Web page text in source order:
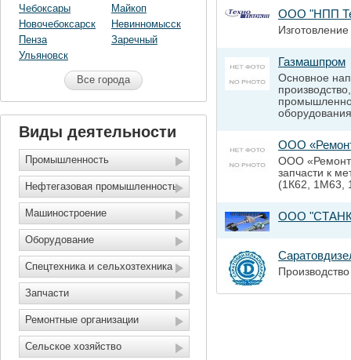
Чебоксары
Новочебоксарск
Пенза
Ульяновск
Майкоп
Невинномысск
Заречный
Все города
Виды деятельности
Промышленность
Нефтегазовая промышленность
Машиностроение
Оборудование
Спецтехника и сельхозтехника
Запчасти
Ремонтные организации
Сельское хозяйство
ООО "НПП
Газмашпром
Основное
ООО
ООО
запчасти к
(1К62, 1М63,
ООО